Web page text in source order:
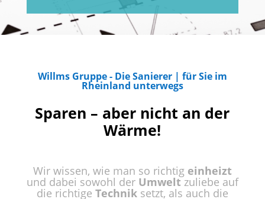
Willms Gruppe - Die Sanierer | für Sie im
Rheinland unterwegs
Sparen – aber nicht an der
Wärme!
Wir wissen, wie man so richtig einheizt
und dabei sowohl der Umweltzuliebe auf
die richtige Techniksetzt, als auch die